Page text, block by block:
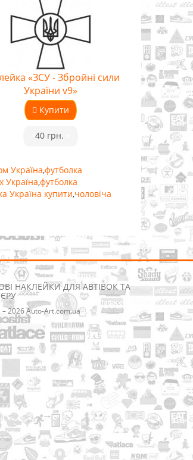
«ЗСУ - Збройні сили
України v9»
Купити
40 грн.
Україна,футболка
Україна,футболка
Україна купити,чоловіча
НАКЛЕЙКИ ДЛЯ АВТІВОК ТА
2026 Auto-Art.com.ua